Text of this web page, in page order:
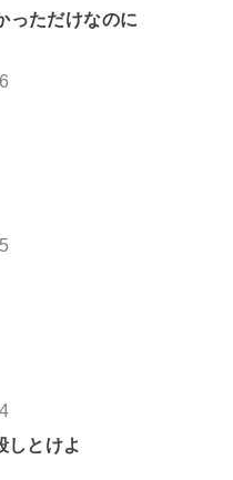
っただけなのに
しとけよ